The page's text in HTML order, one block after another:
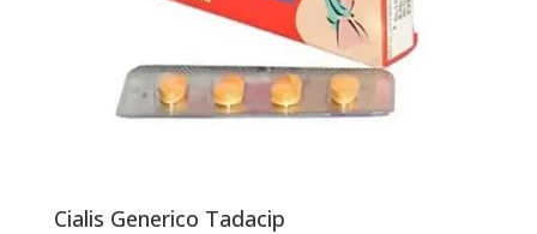
Cialis Generico Tadacip